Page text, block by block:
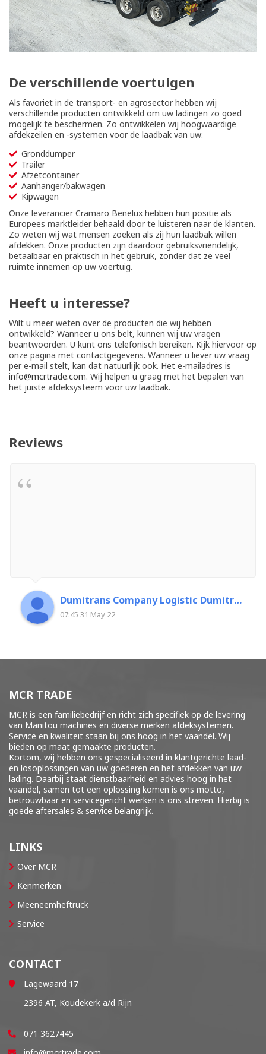
De verschillende voertuigen
Als favoriet in de transport- en agrosector hebben wij
verschillende producten ontwikkeld om uw ladingen zo goed
mogelijk te beschermen. Zo ontwikkelen wij hoogwaardige
afdekzeilen en -systemen voor de laadbak van uw:
Gronddumper
Trailer
Afzetcontainer
Aanhanger/bakwagen
Kipwagen
Onze leverancier Cramaro Benelux hebben hun positie als
Europees marktleider behaald door te luisteren naar de klanten.
Zo weten wij wat mensen zoeken als zij hun laadbak willen
afdekken. Onze producten zijn daardoor gebruiksvriendelijk,
betaalbaar en praktisch in het gebruik, zonder dat ze veel
ruimte innemen op uw voertuig.
Heeft u interesse?
Wilt u meer weten over de producten die wij hebben
ontwikkeld? Wanneer u ons belt, kunnen wij uw vragen
beantwoorden. U kunt ons telefonisch bereiken. Kijk hiervoor op
onze pagina met contactgegevens. Wanneer u liever uw vraag
per e-mail stelt, kan dat natuurlijk ook. Het e-mailadres is
info@mcrtrade.com. Wij helpen u graag met het bepalen van
het juiste afdeksysteem voor uw laadbak.
Reviews
Dumitrans Company Logistic Dumitrascu Florin
07:45 31 May 22
MCR TRADE
MCR is een familiebedrijf en richt zich specifiek op de levering
van Manitou machines en diverse merken afdeksystemen.
Service en kwaliteit staan bij ons hoog in het vaandel. Wij
bieden op maat gemaakte producten.
Kortom, wij hebben ons gespecialiseerd in klantgerichte laad-
en losoplossingen van uw goederen en het afdekken van uw
lading. Daarbij staat dienstbaarheid en advies hoog in het
vaandel, samen tot een oplossing komen is ons motto,
betrouwbaar en servicegericht werken is ons streven. Hierbij is
goede aftersales & service belangrijk.
LINKS
Over MCR
Kenmerken
Meeneemheftruck
Service
CONTACT
Lagewaard 17
2396 AT, Koudekerk a/d Rijn
071 3627445